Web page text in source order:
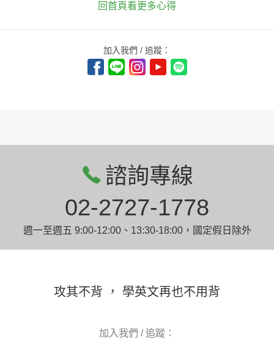
回首頁看更多心得
加入我們 / 追蹤：
諮詢專線
02-2727-1778
週一至週五 9:00-12:00、13:30-18:00，國定假日除外
攻其不背 ， 學英文再也不用背
加入我們 / 追蹤：